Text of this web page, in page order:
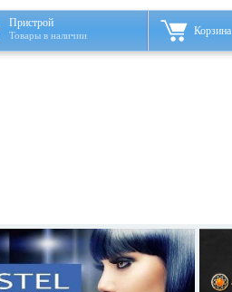
Пристрой
Товары в наличии Корзина